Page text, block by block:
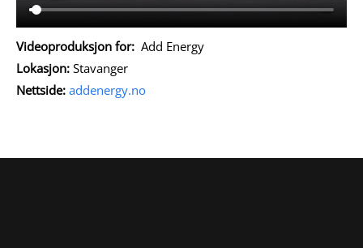
Videoproduksjon for: Add Energy
Lokasjon: Stavanger
Nettside: addenergy.no